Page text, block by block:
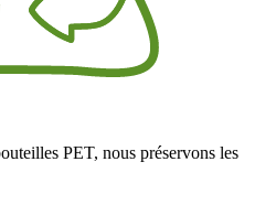
PET, nous préservons les